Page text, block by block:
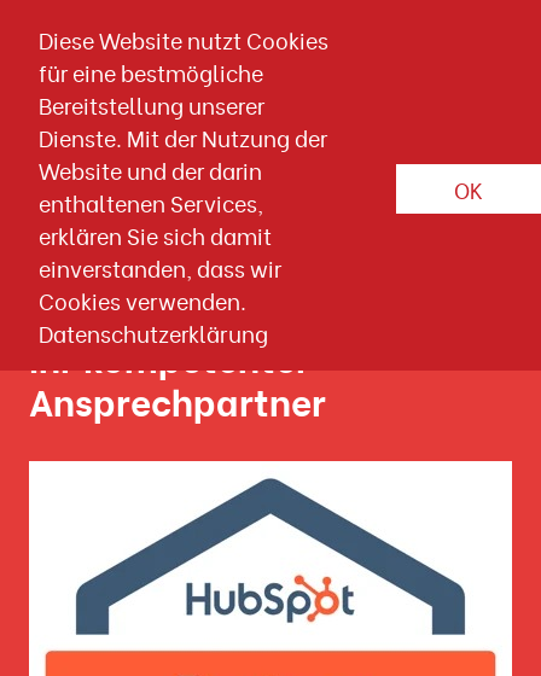
Diese Website nutzt Cookies
für eine bestmögliche
Bereitstellung unserer
Dienste. Mit der Nutzung der
Website und der darin
enthaltenen Services,
erklären Sie sich damit
einverstanden, dass wir
Cookies verwenden.
Datenschutzerklärung
OK
Home
Gemeinsam das Beste
erreichen
Plattformübergreifendes E-Mail, Online und
Social-Media Marketing
Ihr kompetenter
Ansprechpartner